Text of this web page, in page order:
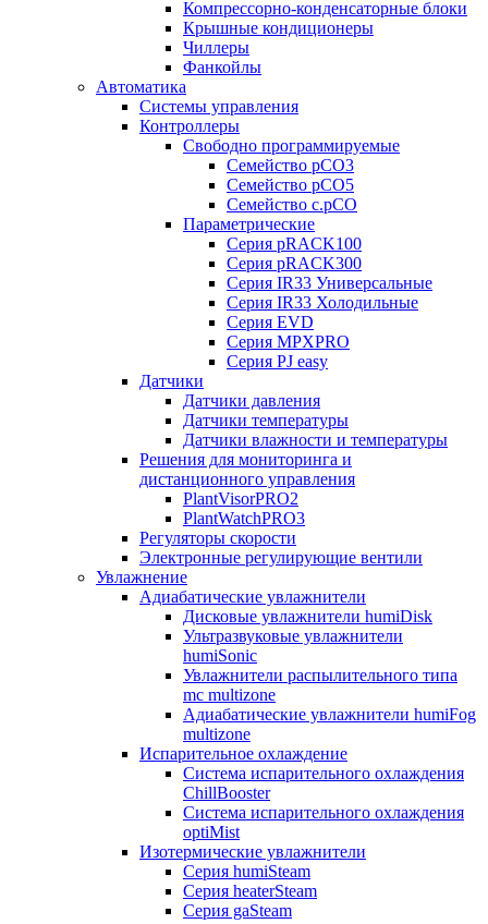
Компрессорно-конденсаторные блоки
Крышные кондиционеры
Чиллеры
Фанкойлы
Автоматика
Системы управления
Контроллеры
Свободно программируемые
Семейство pCO3
Семейство pCO5
Семейство c.pCO
Параметрические
Серия pRACK100
Серия pRACK300
Серия IR33 Универсальные
Серия IR33 Холодильные
Серия EVD
Серия MPXPRO
Серия PJ easy
Датчики
Датчики давления
Датчики температуры
Датчики влажности и температуры
Решения для мониторинга и
дистанционного управления
PlantVisorPRO2
PlantWatchPRO3
Регуляторы скорости
Электронные регулирующие вентили
Увлажнение
Адиабатические увлажнители
Дисковые увлажнители humiDisk
Ультразвуковые увлажнители
humiSonic
Увлажнители распылительного типа
mc multizone
Адиабатические увлажнители humiFog
multizone
Испарительное охлаждение
Система испарительного охлаждения
ChillBooster
Система испарительного охлаждения
optiMist
Изотермические увлажнители
Серия humiSteam
Серия heaterSteam
Серия gaSteam